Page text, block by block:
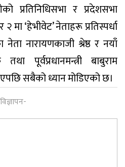
प्रतिनिधिसभा र प्रदेशसभा
२ मा ‘हेभीवेट’ नेताहरू प्रतिस्पर्धा
नेता नारायणकाजी श्रेष्ठ र नयाँ
पूर्वप्रधानमन्त्री बाबुराम
सबैको ध्यान मोडिएको छ।